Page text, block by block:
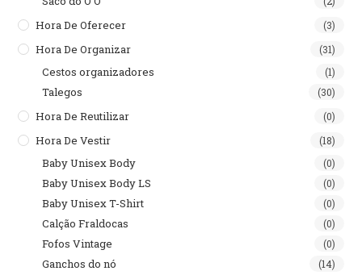
Hora De Oferecer (3)
Hora De Organizar (31)
Cestos organizadores (1)
Talegos (30)
Hora De Reutilizar (0)
Hora De Vestir (18)
Baby Unisex Body (0)
Baby Unisex Body LS (0)
Baby Unisex T-Shirt (0)
Calção Fraldocas (0)
Fofos Vintage (0)
Ganchos do nó (14)